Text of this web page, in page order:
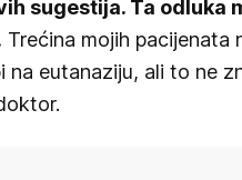
sugestija. Ta odluka
Trećina mojih pacijenata
na eutanaziju, ali to ne